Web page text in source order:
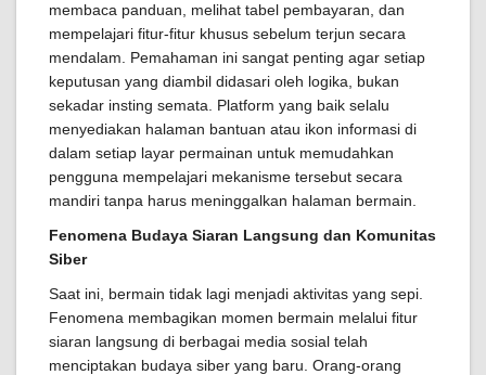
membaca panduan, melihat tabel pembayaran, dan
mempelajari fitur-fitur khusus sebelum terjun secara
mendalam. Pemahaman ini sangat penting agar setiap
keputusan yang diambil didasari oleh logika, bukan
sekadar insting semata. Platform yang baik selalu
menyediakan halaman bantuan atau ikon informasi di
dalam setiap layar permainan untuk memudahkan
pengguna mempelajari mekanisme tersebut secara
mandiri tanpa harus meninggalkan halaman bermain.
Fenomena Budaya Siaran Langsung dan Komunitas
Siber
Saat ini, bermain tidak lagi menjadi aktivitas yang sepi.
Fenomena membagikan momen bermain melalui fitur
siaran langsung di berbagai media sosial telah
menciptakan budaya siber yang baru. Orang-orang